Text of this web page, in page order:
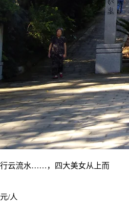
云流水……，四大美女从上而
/人